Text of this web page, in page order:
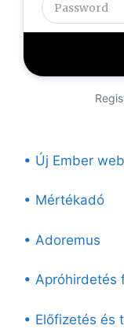
• Új Ember
• Mértékadó
• Adoremus
• Apróhirdetés
• Előfizetés és